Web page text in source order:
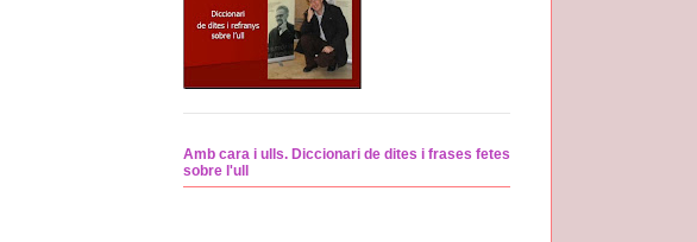
Amb cara i ulls. Diccionari de dites i frases fetes
sobre l'ull